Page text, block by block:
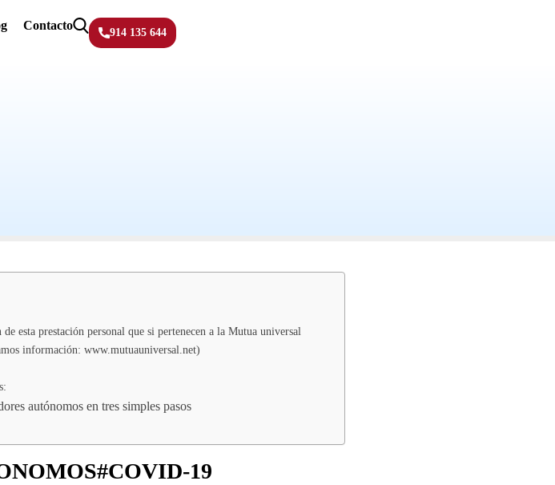
Contacto
914 135 644
esta prestación personal que si pertenecen a la Mutua universal
información: www.mutuauniversal.net)
autónomos en tres simples pasos
19